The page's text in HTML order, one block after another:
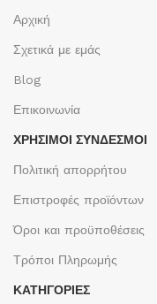
Αρχική
Σχετικά με εμάς
Blog
Επικοινωνία
ΧΡΉΣΙΜΟΙ ΣΎΝΔΕΣΜΟΙ
Πολιτική απορρήτου
Επιστροφές προϊόντων
Όροι και προϋποθέσεις
Τρόποι Πληρωμής
ΚΑΤΗΓΟΡΙΕΣ